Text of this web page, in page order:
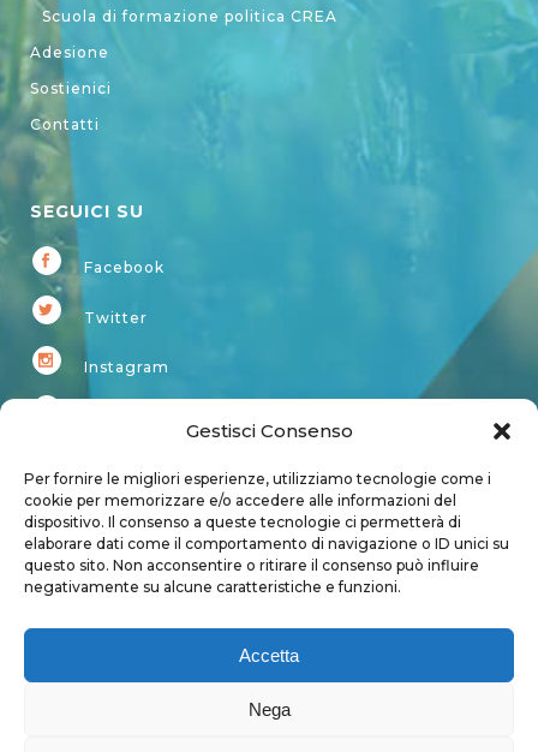
Gestisci Consenso
Per fornire le migliori esperienze, utilizziamo tecnologie come i
cookie per memorizzare e/o accedere alle informazioni del
dispositivo. Il consenso a queste tecnologie ci permetterà di
elaborare dati come il comportamento di navigazione o ID unici su
questo sito. Non acconsentire o ritirare il consenso può influire
negativamente su alcune caratteristiche e funzioni.
Accetta
Nega
Scuola di formazione politica CREA
Adesione
Sostienici
Contatti
SEGUICI SU
Facebook
Twitter
Instagram
Account
Login
User page